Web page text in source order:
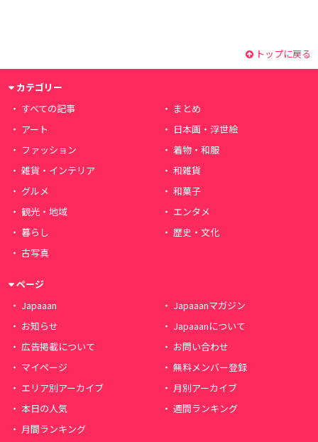
トップに戻る
カテゴリー
すべての記事
まとめ
アート
日本画・浮世絵
ファッション
着物・和服
雑貨・インテリア
和雑貨
グルメ
和菓子
観光・地域
エンタメ
暮らし
歴史・文化
古写真
ページ
Japaaan
Japaaanマガジン
お知らせ
Japaaanについて
広告掲載について
お問い合わせ
マイページ
無料メンバー登録
エリア別アーカイブ
月別アーカイブ
本日の人気
週間ランキング
月間ランキング